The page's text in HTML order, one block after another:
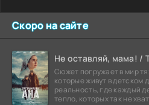
Скоро на сайте
Не оставляй, мама! /
Сюжет погружает в мир
которые живут в детском
реальность, где каждый
тепло, которых так не